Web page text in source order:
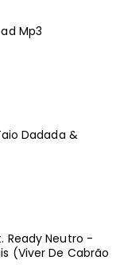
Mp3
Dadada &
Ready Neutro -
(Viver De Cabrão